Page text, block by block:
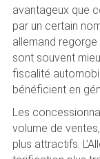
avantageux que
par un certain
allemand regorge
sont souvent
fiscalité
bénéficient en
Les
volume de
plus attractifs.